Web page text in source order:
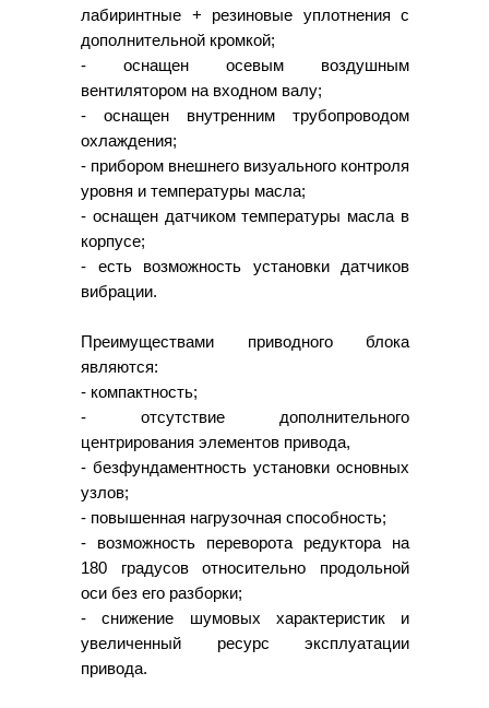
лабиринтные + резиновые уплотнения с
дополнительной кромкой;
- оснащен осевым воздушным
вентилятором на входном валу;
- оснащен внутренним трубопроводом
охлаждения;
- прибором внешнего визуального контроля
уровня и температуры масла;
- оснащен датчиком температуры масла в
корпусе;
- есть возможность установки датчиков
вибрации.
Преимуществами приводного блока
являются:
- компактность;
- отсутствие дополнительного
центрирования элементов привода,
- безфундаментность установки основных
узлов;
- повышенная нагрузочная способность;
- возможность переворота редуктора на
180 градусов относительно продольной
оси без его разборки;
- снижение шумовых характеристик и
увеличенный ресурс эксплуатации
привода.